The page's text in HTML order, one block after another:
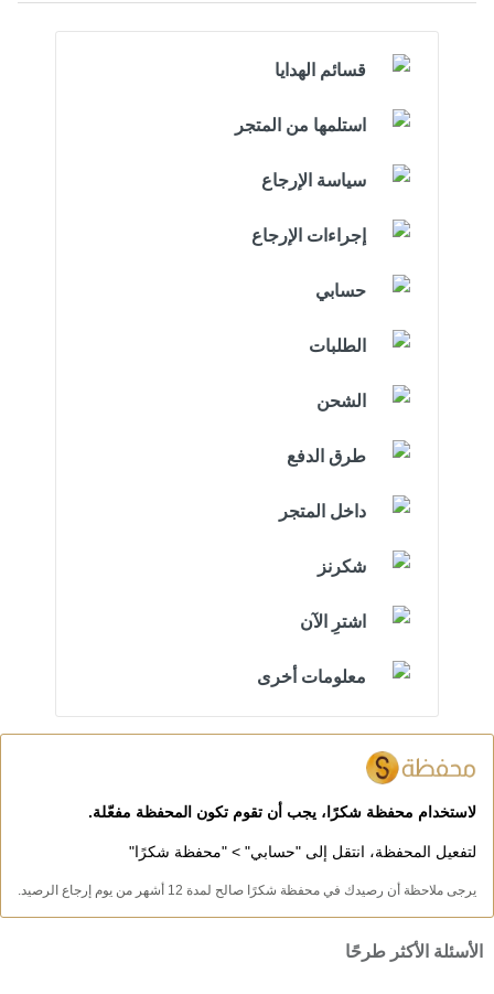
قسائم الهدايا
استلمها من المتجر
سياسة الإرجاع
إجراءات الإرجاع
حسابي
الطلبات
الشحن
طرق الدفع
داخل المتجر
شكرنز
اشترِ الآن
معلومات أخرى
لاستخدام محفظة شكرًا، يجب أن تقوم تكون المحفظة مفعّلة.
لتفعيل المحفظة، انتقل إلى "حسابي" > "محفظة شكرًا"
يرجى ملاحظة أن رصيدك في محفظة شكرًا صالح لمدة 12 أشهر من يوم إرجاع الرصيد.
الأسئلة الأكثر طرحًا